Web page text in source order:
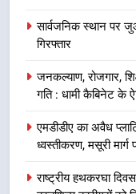
सार्वजनिक स्थान पर
गिरफ्तार
जनकल्याण, रोजगार,
गति : धामी कैबिनेट के
एमडीडीए का अवैध
ध्वस्तीकरण, मसूरी मार्ग
राष्ट्रीय हथकरघा